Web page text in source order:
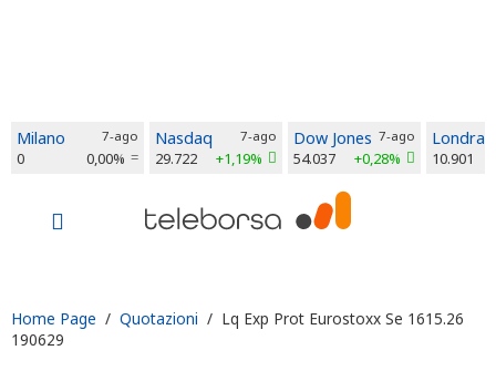
Milano 7-ago
0 0,00%
Nasdaq 7-ago
29.722 +1,19%
Dow Jones 7-ago
54.037 +0,28%
Londra
10.901
Home Page / Quotazioni / Lq Exp Prot Eurostoxx Se 1615.26
190629